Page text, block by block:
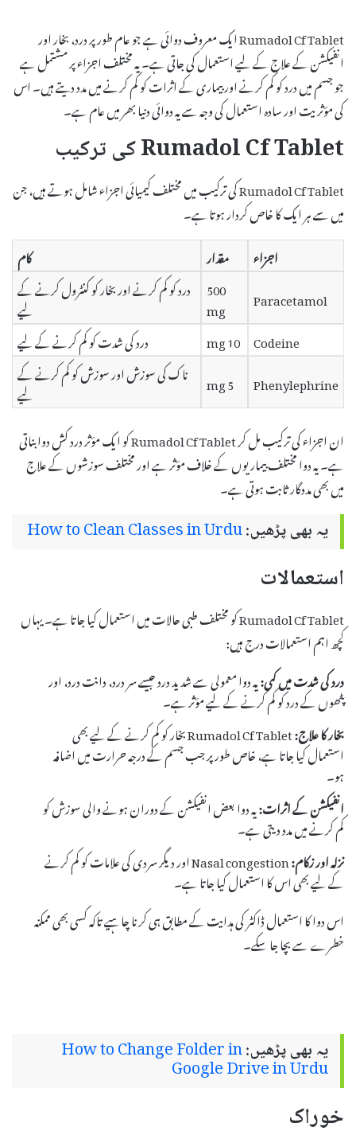
Rumadol Cf Tablet ایک معروف دوائی ہے جو عام طور پر درد، بخار اور
انفیکشن کے علاج کے لیے استعمال کی جاتی ہے۔ یہ مختلف اجزاء پر مشتمل ہے
جو جسم میں درد کو کم کرنے اور بیماری کے اثرات کو کم کرنے میں مدد دیتے ہیں۔ اس
کی مؤثریت اور سادہ استعمال کی وجہ سے یہ دوائی دنیا بھر میں عام ہے۔
Rumadol Cf Tablet کی ترکیب
Rumadol Cf Tablet کی ترکیب میں مختلف کیمیائی اجزاء شامل ہوتے ہیں، جن
میں سے ہر ایک کا خاص کردار ہوتا ہے۔
اجزاء
مقدار
کام
Paracetamol
500
mg
درد کو کم کرنے اور بخار کو کنٹرول کرنے کے
لیے
Codeine
10 mg
درد کی شدت کو کم کرنے کے لیے
Phenylephrine
5 mg ناک کی سوزش اور سوزش کو کم کرنے کے
لیے
ان اجزاء کی ترکیب مل کر Rumadol Cf Tablet کو ایک مؤثر درد کش دوا بناتی
ہے۔ یہ دوا مختلف بیماریوں کے خلاف مؤثر ہے اور مختلف سوزشوں کے علاج
میں بھی مددگار ثابت ہوتی ہے۔
یہ بھی پڑھیں:How to Clean Classes in Urdu
استعمالات
Rumadol Cf Tablet کو مختلف طبی حالات میں استعمال کیا جاتا ہے۔ یہاں
کچھ اہم استعمالات درج ہیں:
درد کی شدت میں کمی:یہ دوا معمولی سے شدید درد جیسے سر درد، دانت درد، اور
پٹھوں کے درد کو کم کرنے کے لیے مؤثر ہے۔
بخار کا علاج:
Rumadol Cf Tablet بخار کو کم کرنے کے لیے بھی
استعمال کیا جاتا ہے، خاص طور پر جب جسم کے درجہ حرارت میں اضافہ
ہو۔
انفیکشن کے اثرات:یہ دوا بعض انفیکشن کے دوران ہونے والی سوزش کو
کم کرنے میں مدد دیتی ہے۔
نزلہ اور زکام:
Nasal congestion اور دیگر سردی کی علامات کو کم کرنے
کے لیے بھی اس کا استعمال کیا جاتا ہے۔
اس دوا کا استعمال ڈاکٹر کی ہدایت کے مطابق ہی کرنا چاہیے تاکہ کسی بھی ممکنہ
خطرے سے بچا جا سکے۔
یہ بھی پڑھیں:How to Change Folder in
Google Drive in Urdu
خوراک